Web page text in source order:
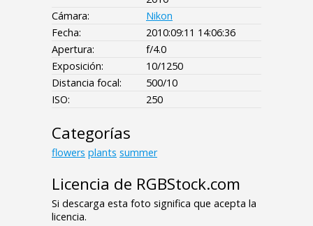
Cámara:
Nikon
Fecha:
2010:09:11 14:06:36
Apertura:
f/4.0
Exposición:
10/1250
Distancia focal:
500/10
ISO:
250
Categorías
flowers plants summer
Licencia de RGBStock.com
Si descarga esta foto significa que acepta la
licencia.